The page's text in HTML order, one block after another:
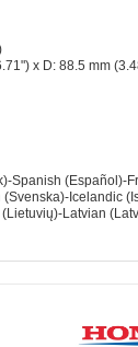
x D: 88.5 mm
Spanish (Español)-
Icelandic
Latvian